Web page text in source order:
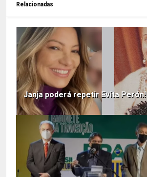
Relacionadas
Janja poderá repetir Evita Perón!